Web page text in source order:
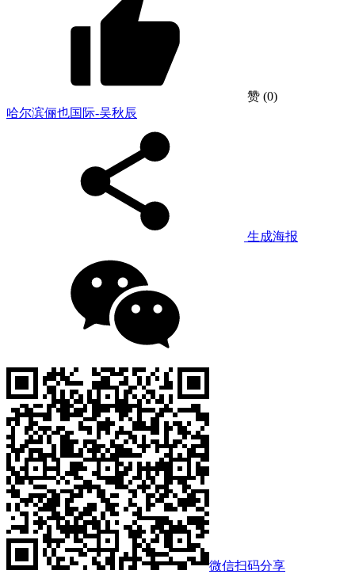
赞 (0)
哈尔滨俪也国际-吴秋辰
生成海报
微信扫码分享